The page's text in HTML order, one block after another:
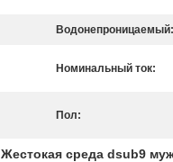
Водонепроницаемый:
Номинальный ток:
Пол:
Жестокая среда dsub9